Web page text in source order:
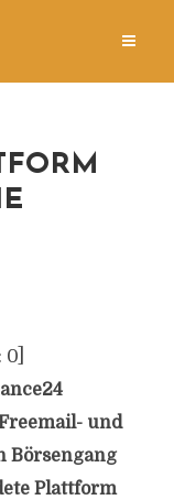
0]
und
Börsengang
Plattform